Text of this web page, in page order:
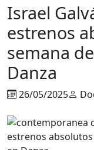
Israel
estrenos
semana
Danza
26/05/2025